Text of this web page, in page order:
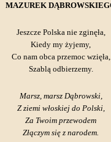
MAZUREK
Jeszcze Polska nie zginęła,
Kiedy my żyjemy,
Co nam obca przemoc wzięła,
Szablą odbierzemy.
Marsz, marsz Dąbrowski,
Z ziemi włoskiej do Polski,
Za Twoim przewodem
Złączym się z narodem.